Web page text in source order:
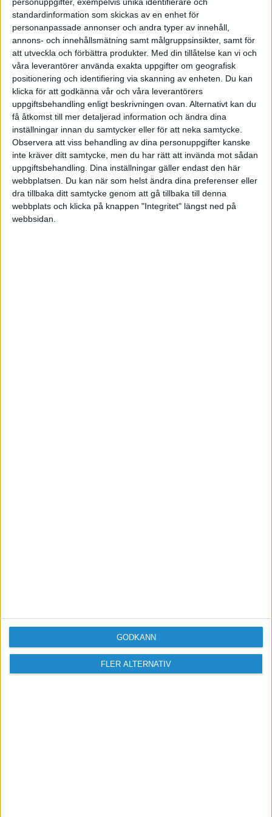
standardinformation som skickas av en enhet för
personanpassade annonser och andra typer av innehåll,
annons- och innehållsmätning samt målgruppsinsikter, samt för
att utveckla och förbättra produkter. Med din tillåtelse kan vi och
våra leverantörer använda exakta uppgifter om geografisk
positionering och identifiering via skanning av enheten. Du kan
klicka för att godkänna vår och våra leverantörers
uppgiftsbehandling enligt beskrivningen ovan. Alternativt kan du
få åtkomst till mer detaljerad information och ändra dina
inställningar innan du samtycker eller för att neka samtycke.
Observera att viss behandling av dina personuppgifter kanske
inte kräver ditt samtycke, men du har rätt att invända mot sådan
uppgiftsbehandling. Dina inställningar gäller endast den här
webbplatsen. Du kan när som helst ändra dina preferenser eller
dra tillbaka ditt samtycke genom att gå tillbaka till denna
webbplats och klicka på knappen "Integritet" längst ned på
webbsidan.
FLER ALTERNATIV
GODKÄNN
Skriv svar
Vad är moms vid försäljning
av evenemangsbiljetter?
2019-01-02 13:53
Vad är moms vid försäljning av
evenemangsbiljetter?